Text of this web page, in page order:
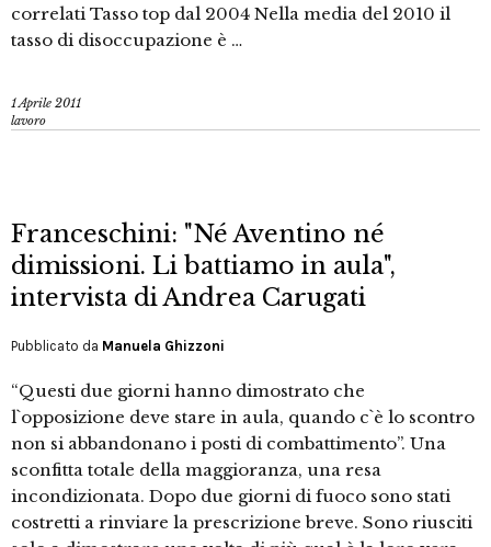
correlati Tasso top dal 2004 Nella media del 2010 il
tasso di disoccupazione è …
1 Aprile 2011
lavoro
Franceschini: "Né Aventino né
dimissioni. Li battiamo in aula",
intervista di Andrea Carugati
Pubblicato da Manuela Ghizzoni
“Questi due giorni hanno dimostrato che
l`opposizione deve stare in aula, quando c`è lo scontro
non si abbandonano i posti di combattimento”. Una
sconfitta totale della maggioranza, una resa
incondizionata. Dopo due giorni di fuoco sono stati
costretti a rinviare la prescrizione breve. Sono riusciti